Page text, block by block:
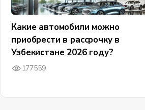
Какие автомобили можно
приобрести в рассрочку в
Узбекистане 2026 году?
177559